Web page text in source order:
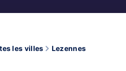
les villes Lezennes